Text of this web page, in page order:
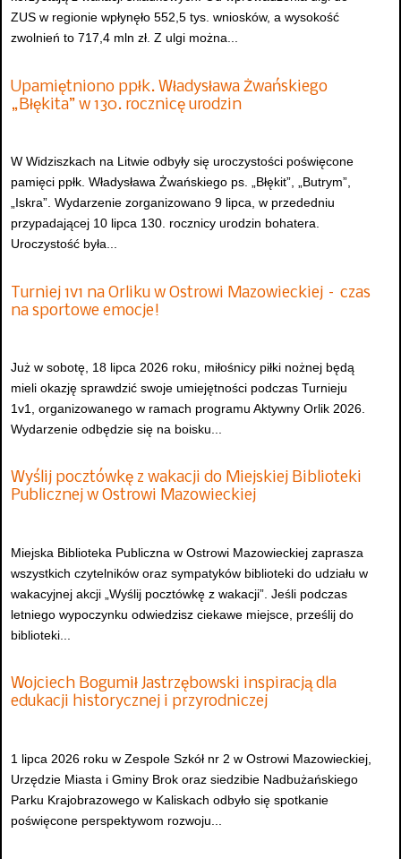
ZUS w regionie wpłynęło 552,5 tys. wniosków, a wysokość
zwolnień to 717,4 mln zł. Z ulgi można...
Upamiętniono ppłk. Władysława Żwańskiego
„Błękita” w 130. rocznicę urodzin
W Widziszkach na Litwie odbyły się uroczystości poświęcone
pamięci ppłk. Władysława Żwańskiego ps. „Błękit”, „Butrym”,
„Iskra”. Wydarzenie zorganizowano 9 lipca, w przededniu
przypadającej 10 lipca 130. rocznicy urodzin bohatera.
Uroczystość była...
Turniej 1v1 na Orliku w Ostrowi Mazowieckiej – czas
na sportowe emocje!
Już w sobotę, 18 lipca 2026 roku, miłośnicy piłki nożnej będą
mieli okazję sprawdzić swoje umiejętności podczas Turnieju
1v1, organizowanego w ramach programu Aktywny Orlik 2026.
Wydarzenie odbędzie się na boisku...
Wyślij pocztówkę z wakacji do Miejskiej Biblioteki
Publicznej w Ostrowi Mazowieckiej
Miejska Biblioteka Publiczna w Ostrowi Mazowieckiej zaprasza
wszystkich czytelników oraz sympatyków biblioteki do udziału w
wakacyjnej akcji „Wyślij pocztówkę z wakacji”. Jeśli podczas
letniego wypoczynku odwiedzisz ciekawe miejsce, prześlij do
biblioteki...
Wojciech Bogumił Jastrzębowski inspiracją dla
edukacji historycznej i przyrodniczej
1 lipca 2026 roku w Zespole Szkół nr 2 w Ostrowi Mazowieckiej,
Urzędzie Miasta i Gminy Brok oraz siedzibie Nadbużańskiego
Parku Krajobrazowego w Kaliskach odbyło się spotkanie
poświęcone perspektywom rozwoju...